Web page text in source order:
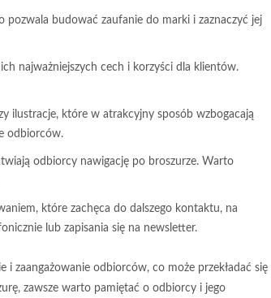
budować zaufanie do marki i zaznaczyć jej
najważniejszych cech i korzyści dla klientów.
ilustracje, które w atrakcyjny sposób wzbogacają
odbiorców.
odbiorcy nawigację po broszurze. Warto
które zachęca do dalszego kontaktu, na
lub zapisania się na newsletter.
i zaangażowanie odbiorców, co może przekładać się
zawsze warto pamiętać o odbiorcy i jego